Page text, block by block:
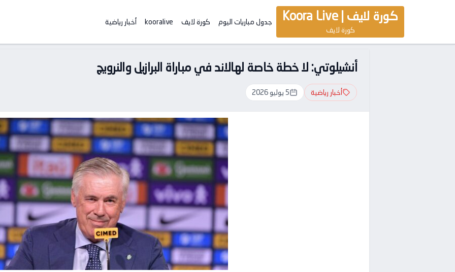
كورة لايف | Koora Live
كورة لايف
جدول مباريات اليوم كورة لايف kooralive أخبار رياضية
أنشيلوتي: لا خطة خاصة لهالاند في مباراة البرازيل والنرويج
أخبار رياضية 5 يوليو 2026